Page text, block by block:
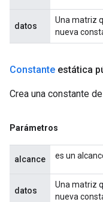
datos
Una matriz
nueva
Constante estática
Crea una constante
Parámetros
alcance es un
datos
Una matriz
nueva